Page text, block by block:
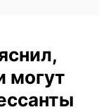
могут